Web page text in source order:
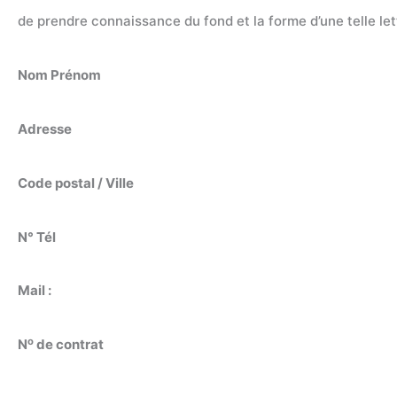
de prendre connaissance du fond et la forme d’une telle
Nom Prénom
Adresse
Code postal / Ville
N° Tél
Mail :
No de contrat